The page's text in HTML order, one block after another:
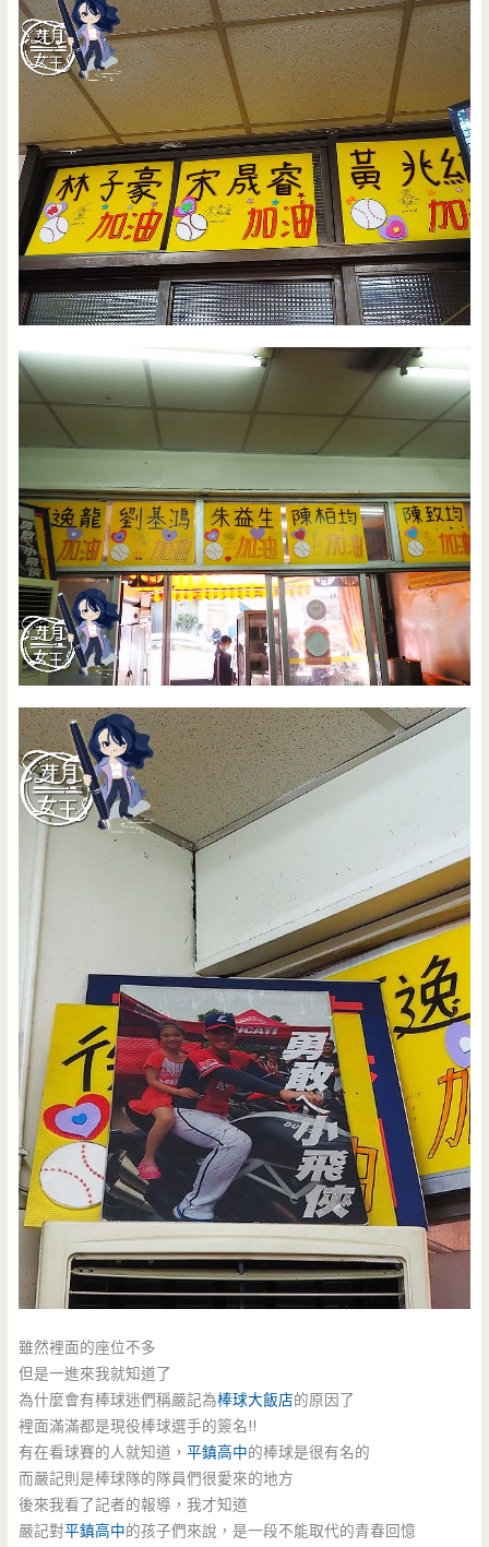
雖然裡面的座位不多
但是一進來我就知道了
為什麼會有棒球迷們稱嚴記為棒球大飯店的原因了
裡面滿滿都是現役棒球選手的簽名!!
有在看球賽的人就知道，平鎮高中的棒球是很有名的
而嚴記則是棒球隊的隊員們很愛來的地方
後來我看了記者的報導，我才知道
嚴記對平鎮高中的孩子們來說，是一段不能取代的青春回憶